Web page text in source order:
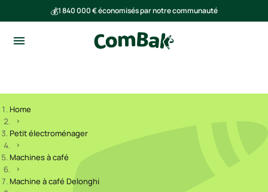
💰1 840 000 € économisés par notre communauté
Home
Petit électroménager
Machines à café
Machine à café Delonghi